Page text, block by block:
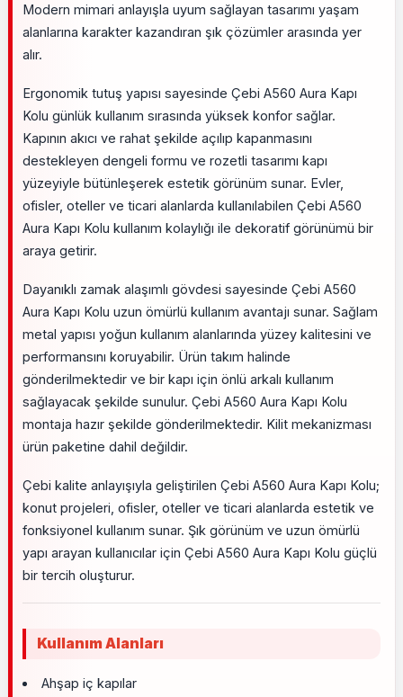
Modern mimari anlayışla uyum sağlayan tasarımı yaşam
alanlarına karakter kazandıran şık çözümler arasında yer
alır.
Ergonomik tutuş yapısı sayesinde Çebi A560 Aura Kapı
Kolu günlük kullanım sırasında yüksek konfor sağlar.
Kapının akıcı ve rahat şekilde açılıp kapanmasını
destekleyen dengeli formu ve rozetli tasarımı kapı
yüzeyiyle bütünleşerek estetik görünüm sunar. Evler,
ofisler, oteller ve ticari alanlarda kullanılabilen Çebi A560
Aura Kapı Kolu kullanım kolaylığı ile dekoratif görünümü bir
araya getirir.
Dayanıklı zamak alaşımlı gövdesi sayesinde Çebi A560
Aura Kapı Kolu uzun ömürlü kullanım avantajı sunar. Sağlam
metal yapısı yoğun kullanım alanlarında yüzey kalitesini ve
performansını koruyabilir. Ürün takım halinde
gönderilmektedir ve bir kapı için önlü arkalı kullanım
sağlayacak şekilde sunulur. Çebi A560 Aura Kapı Kolu
montaja hazır şekilde gönderilmektedir. Kilit mekanizması
ürün paketine dahil değildir.
Çebi kalite anlayışıyla geliştirilen Çebi A560 Aura Kapı Kolu;
konut projeleri, ofisler, oteller ve ticari alanlarda estetik ve
fonksiyonel kullanım sunar. Şık görünüm ve uzun ömürlü
yapı arayan kullanıcılar için Çebi A560 Aura Kapı Kolu güçlü
bir tercih oluşturur.
Kullanım Alanları
Ahşap iç kapılar